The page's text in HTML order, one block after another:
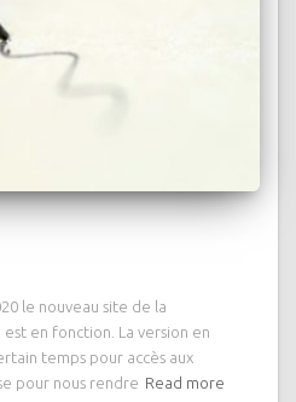
le nouveau site de la
est en fonction. La version en
temps pour accès aux
pour nous rendre Read more